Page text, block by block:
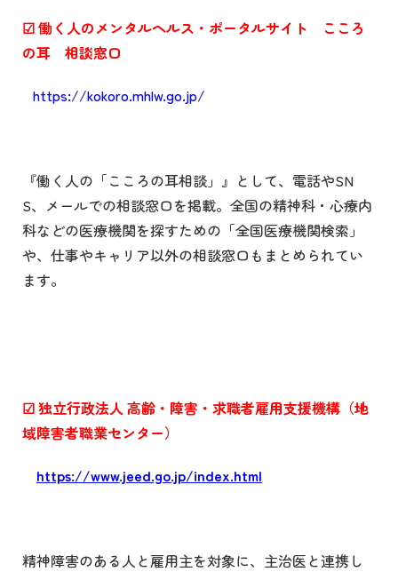
☑働く人のメンタルヘルス・ポータルサイト こころ
の耳 相談窓口
https://kokoro.mhlw.go.jp/
『働く人の「こころの耳相談」』として、電話やSN
S、メールでの相談窓口を掲載。全国の精神科・心療内
科などの医療機関を探すための「全国医療機関検索」
や、仕事やキャリア以外の相談窓口もまとめられてい
ます。
☑独立行政法人 高齢・障害・求職者雇用支援機構（地
域障害者職業センター）
https://www.jeed.go.jp/index.html
精神障害のある人と雇用主を対象に、主治医と連携し